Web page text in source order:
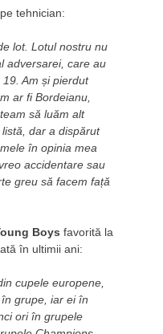
tehnician:
lot. Lotul nostru nu
adversarei, care au
Am și pierdut
ar fi Bordeianu,
să luăm alt
dar a dispărut
în opinia mea
accidentare sau
greu să facem față
Boys favorită la
în ultimii ani:
cupele europene,
grupe, iar ei în
ori în grupele